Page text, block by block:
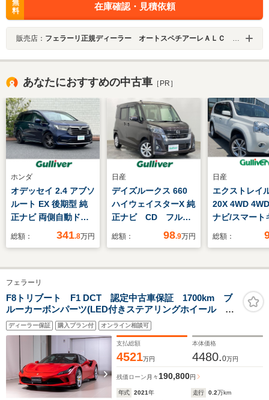
無
料
在庫確認・見積依頼
販売店： フェラーリ正規ディーラー オートスペチアーレＡＬＣ ＭＯＴＯＲＳ ＧＲＯＵＰ
あなたにおすすめの中古車 ［PR］
ホンダ
オデッセイ 2.4 アブソ
ルート EX 後期型 純
正ナビ 両側自動ドア
総額： 341.8万円
日産
デイズルークス 660
ハイウェイスターX 純
正ナビ CD フルセ
グTV Bluetooth
ETC 片側パワースラ
LEDヘッドライト 純
正アルミホイール 純
正フロアマット
総額： 98.9万円
日産
エクストレイ
20X 4WD
ナビ/スマート
ートヒーター/
書/取説あり
総額：
フェラーリ
F8トリブート F1 DCT 認定中古車保証 1700km ブ
ルーカーボンパーツ(LED付きステアリングホイール セ
ンターコンソール ツートンボディペイント 運転席カ
ーボンファイバートリム)レーシングシート(XLサイズ)
ディーラー保証 購入プラン付 オンライン相談可
支払総額
4521万円
本体価格
4480.0万円
残価ローン 月々 190,800円
年式 2021年 走行 0.2万km